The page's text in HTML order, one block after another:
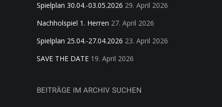
Spielplan 30.04.-03.05.2026 29. April 2026
Nachholspiel 1. Herren 27. April 2026
Spielplan 25.04.-27.04.2026 23. April 2026
SAVE THE DATE 19. April 2026
BEITRÄGE IM ARCHIV SUCHEN